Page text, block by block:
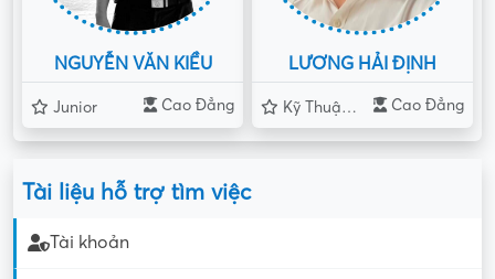
NGUYỄN VĂN KIỀU
Junior Cao Đẳng
LƯƠNG HẢI ĐỊNH
Kỹ Thuật Viên Cao Đẳng
Tài liệu hỗ trợ tìm việc
Tài khoản